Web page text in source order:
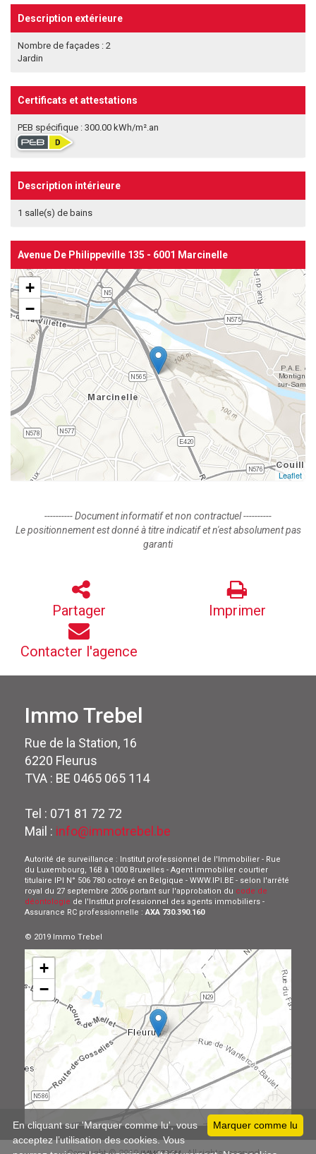
Description extérieure
Nombre de façades : 2
Jardin
Certificats et attestations
PEB spécifique : 300.00 kWh/m².an
Description intérieure
1 salle(s) de bains
Avenue De Philippeville 135 - 6001 Marcinelle
+
−
Leaflet
---------- Document informatif et non contractuel ----------
Le positionnement est donné à titre indicatif et n'est absolument pas
garanti
Partager Imprimer
Contacter l'agence
Immo Trebel
Rue de la Station, 16
6220 Fleurus
TVA : BE 0465 065 114
Tel : 071 81 72 72
Mail : info@immotrebel.be
Autorité de surveillance : Institut professionnel de l'Immobilier - Rue
du Luxembourg, 16B à 1000 Bruxelles - Agent immobilier courtier
titulaire IPI N° 506 780 octroyé en Belgique - WWW.IPI.BE - selon l'arrêté
royal du 27 septembre 2006 portant sur l'approbation du code de
déontologie de l'Institut professionnel des agents immobiliers -
Assurance RC professionnelle :AXA 730.390.160
© 2019 Immo Trebel
+
−
Marquer comme lu
En cliquant sur 'Marquer comme lu', vous
acceptez l’utilisation des cookies. Vous